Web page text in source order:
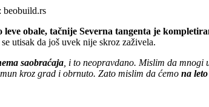
obale, tačnije Severna tangenta je
utisak da još uvek nije skroz zaživela.
saobraćaja , i to neopravdano. Mislim da mnogi
kroz grad i obrnuto. Zato mislim da ćemo na